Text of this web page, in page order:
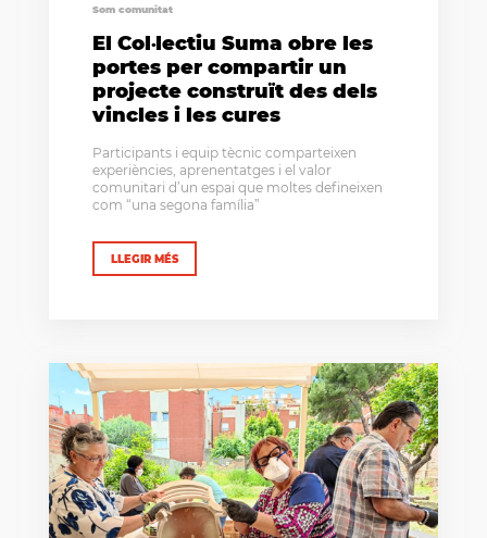
Som comunitat
El Col·lectiu Suma obre les
portes per compartir un
projecte construït des dels
vincles i les cures
Participants i equip tècnic comparteixen
experiències, aprenentatges i el valor
comunitari d’un espai que moltes defineixen
com “una segona família”
LLEGIR MÉS